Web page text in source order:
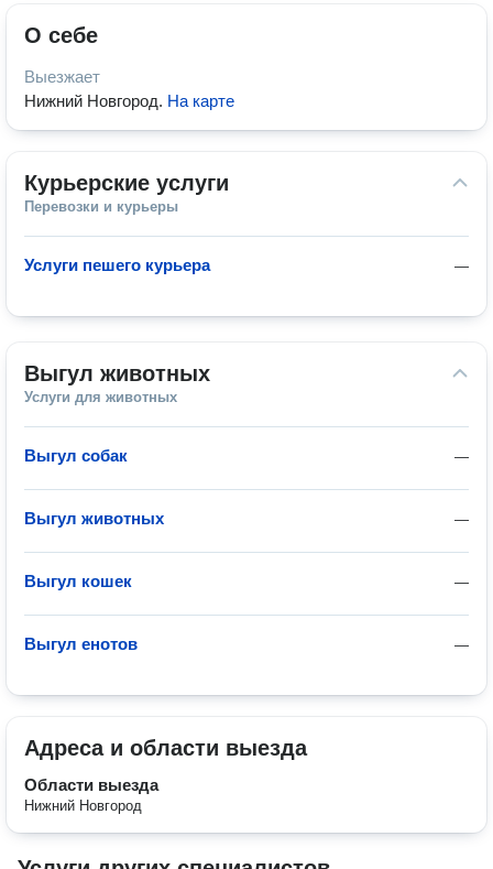
О себе
Выезжает
Нижний Новгород. На карте
Курьерские услуги
Перевозки и курьеры
—
Услуги пешего курьера
Выгул животных
Услуги для животных
—
Выгул собак
—
Выгул животных
—
Выгул кошек
—
Выгул енотов
Адреса и области выезда
Области выезда
Нижний Новгород